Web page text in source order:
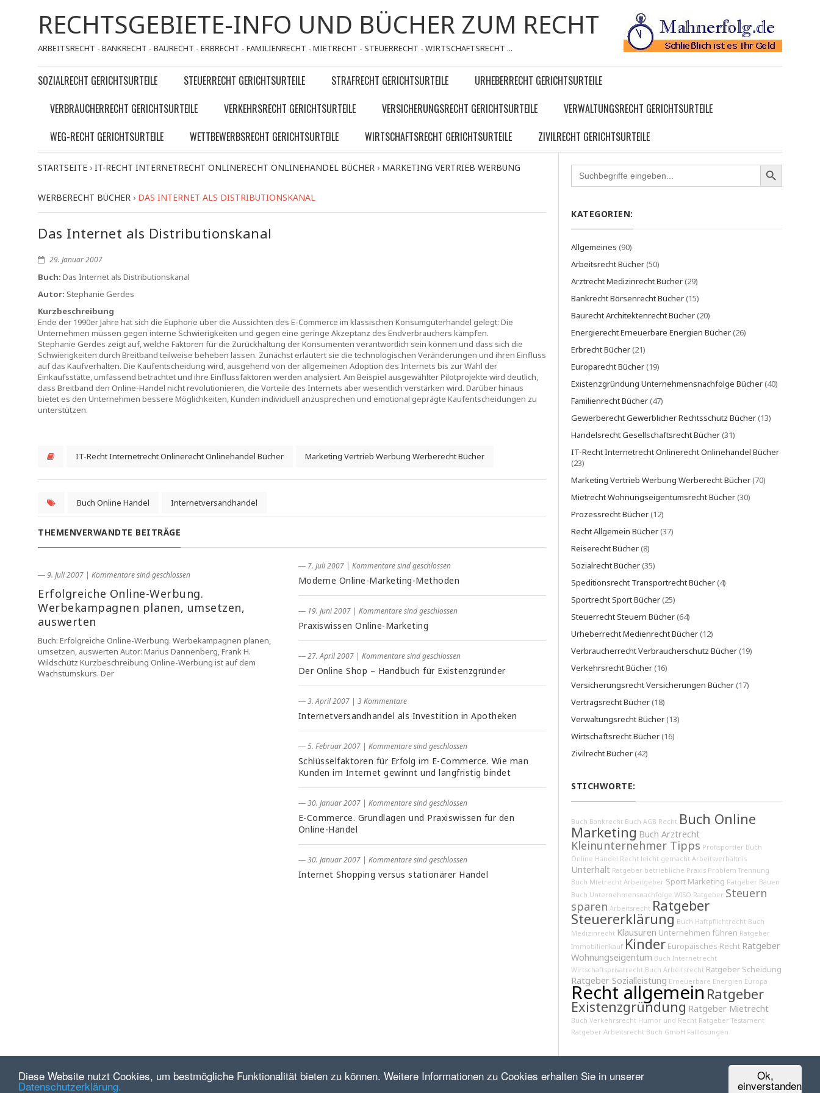
Ok,
einverstanden
Diese Website nutzt Cookies, um bestmögliche Funktionalität bieten zu können. Weitere Informationen zu Cookies erhalten Sie in unserer
Datenschutzerklärung.
RECHTSGEBIETE-INFO UND BÜCHER ZUM RECHT
ARBEITSRECHT - BANKRECHT - BAURECHT - ERBRECHT - FAMILIENRECHT - MIETRECHT - STEUERRECHT - WIRTSCHAFTSRECHT ...
SOZIALRECHT GERICHTSURTEILE STEUERRECHT GERICHTSURTEILE STRAFRECHT GERICHTSURTEILE
URHEBERRECHT GERICHTSURTEILE
VERBRAUCHERRECHT GERICHTSURTEILE
VERKEHRSRECHT GERICHTSURTEILE VERSICHERUNGSRECHT GERICHTSURTEILE
VERWALTUNGSRECHT GERICHTSURTEILE
WEG-RECHT GERICHTSURTEILE
WETTBEWERBSRECHT GERICHTSURTEILE WIRTSCHAFTSRECHT GERICHTSURTEILE ZIVILRECHT GERICHTSURTEILE
STARTSEITE › IT-RECHT INTERNETRECHT ONLINERECHT ONLINEHANDEL BÜCHER › MARKETING VERTRIEB WERBUNG
WERBERECHT BÜCHER › DAS INTERNET ALS DISTRIBUTIONSKANAL
Das Internet als Distributionskanal
29. Januar 2007
Buch: Das Internet als Distributionskanal
Autor: Stephanie Gerdes
Kurzbeschreibung
Ende der 1990er Jahre hat sich die Euphorie über die Aussichten des E-Commerce im klassischen Konsumgüterhandel gelegt: Die
Unternehmen müssen gegen interne Schwierigkeiten und gegen eine geringe Akzeptanz des Endverbrauchers kämpfen.
Stephanie Gerdes zeigt auf, welche Faktoren für die Zurückhaltung der Konsumenten verantwortlich sein können und dass sich die
Schwierigkeiten durch Breitband teilweise beheben lassen. Zunächst erläutert sie die technologischen Veränderungen und ihren Einfluss
auf das Kaufverhalten. Die Kaufentscheidung wird, ausgehend von der allgemeinen Adoption des Internets bis zur Wahl der
Einkaufsstätte, umfassend betrachtet und ihre Einflussfaktoren werden analysiert. Am Beispiel ausgewählter Pilotprojekte wird deutlich,
dass Breitband den Online-Handel nicht revolutionieren, die Vorteile des Internets aber wesentlich verstärken wird. Darüber hinaus
bietet es den Unternehmen bessere Möglichkeiten, Kunden individuell anzusprechen und emotional geprägte Kaufentscheidungen zu
unterstützen.
IT-Recht Internetrecht Onlinerecht Onlinehandel Bücher Marketing Vertrieb Werbung Werberecht Bücher
Buch Online Handel Internetversandhandel
THEMENVERWANDTE BEITRÄGE
― 9. Juli 2007 | Kommentare sind geschlossen
Erfolgreiche Online-Werbung.
Werbekampagnen planen, umsetzen,
auswerten
Buch: Erfolgreiche Online-Werbung. Werbekampagnen planen,
umsetzen, auswerten Autor: Marius Dannenberg, Frank H.
Wildschütz Kurzbeschreibung Online-Werbung ist auf dem
Wachstumskurs. Der
― 7. Juli 2007 | Kommentare sind geschlossen
Moderne Online-Marketing-Methoden
― 19. Juni 2007 | Kommentare sind geschlossen
Praxiswissen Online-Marketing
― 27. April 2007 | Kommentare sind geschlossen
Der Online Shop – Handbuch für Existenzgründer
― 3. April 2007 | 3 Kommentare
Internetversandhandel als Investition in Apotheken
― 5. Februar 2007 | Kommentare sind geschlossen
Schlüsselfaktoren für Erfolg im E-Commerce. Wie man
Kunden im Internet gewinnt und langfristig bindet
― 30. Januar 2007 | Kommentare sind geschlossen
E-Commerce. Grundlagen und Praxiswissen für den
Online-Handel
― 30. Januar 2007 | Kommentare sind geschlossen
Internet Shopping versus stationärer Handel
Search
for:
KATEGORIEN:
Allgemeines (90)
Arbeitsrecht Bücher(50)
Arztrecht Medizinrecht Bücher(29)
Bankrecht Börsenrecht Bücher(15)
Baurecht Architektenrecht Bücher(20)
Energierecht Erneuerbare Energien Bücher(26)
Erbrecht Bücher(21)
Europarecht Bücher(19)
Existenzgründung Unternehmensnachfolge Bücher(40)
Familienrecht Bücher(47)
Gewerberecht Gewerblicher Rechtsschutz Bücher(13)
Handelsrecht Gesellschaftsrecht Bücher(31)
IT-Recht Internetrecht Onlinerecht Onlinehandel Bücher
(23)
Marketing Vertrieb Werbung Werberecht Bücher(70)
Mietrecht Wohnungseigentumsrecht Bücher(30)
Prozessrecht Bücher(12)
Recht Allgemein Bücher(37)
Reiserecht Bücher(8)
Sozialrecht Bücher(35)
Speditionsrecht Transportrecht Bücher(4)
Sportrecht Sport Bücher(25)
Steuerrecht Steuern Bücher(64)
Urheberrecht Medienrecht Bücher(12)
Verbraucherrecht Verbraucherschutz Bücher(19)
Verkehrsrecht Bücher(16)
Versicherungsrecht Versicherungen Bücher(17)
Vertragsrecht Bücher(18)
Verwaltungsrecht Bücher(13)
Wirtschaftsrecht Bücher(16)
Zivilrecht Bücher(42)
STICHWORTE:
Buch Bankrecht Buch AGB Recht Buch Online
Marketing Buch Arztrecht
Kleinunternehmer Tipps Profisportler Buch
Online Handel Recht leicht gemacht Arbeitsverhältnis
Unterhalt Ratgeber betriebliche Praxis Problem Trennung
Buch Mietrecht Arbeitgeber Sport Marketing Ratgeber Bauen
Buch Unternehmensnachfolge WISO Ratgeber Steuern
sparen Arbeitsrecht Ratgeber
Steuererklärung Buch Haftpflichtrecht Buch
Medizinrecht Klausuren Unternehmen führen Ratgeber
Immobilienkauf Kinder Europäisches Recht Ratgeber
Wohnungseigentum Buch Internetrecht
Wirtschaftsprivatrecht Buch Arbeitsrecht Ratgeber Scheidung
Ratgeber Sozialleistung Erneuerbare Energien Europa
Recht allgemein Ratgeber
Existenzgründung Ratgeber Mietrecht
Buch Verkehrsrecht Humor und Recht Ratgeber Testament
Ratgeber Arbeitsrecht Buch GmbH Falllösungen
Datenschutz